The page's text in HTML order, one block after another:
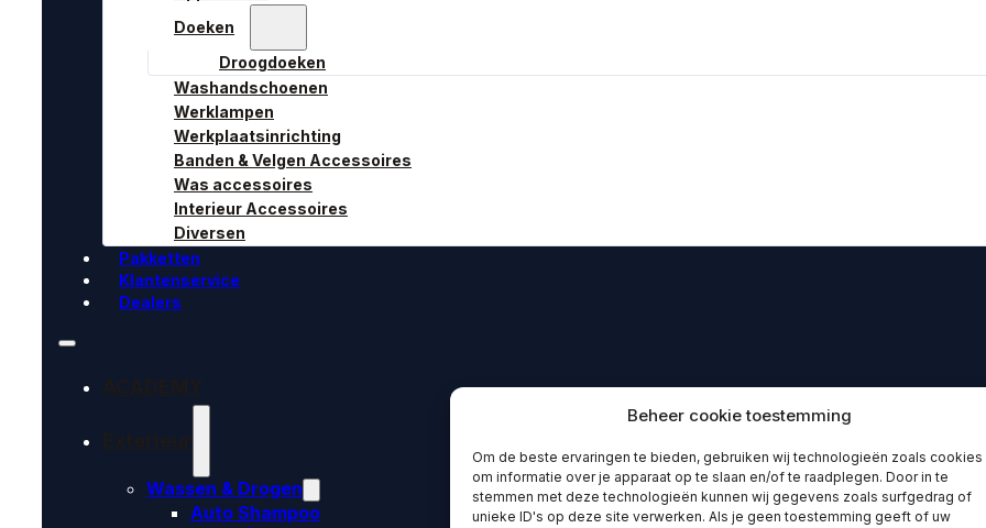
Beheer cookie toestemming
Om de beste ervaringen te bieden, gebruiken wij technologieën zoals cookies
om informatie over je apparaat op te slaan en/of te raadplegen. Door in te
stemmen met deze technologieën kunnen wij gegevens zoals surfgedrag of
unieke ID's op deze site verwerken. Als je geen toestemming geeft of uw
Doeken
Droogdoeken
Washandschoenen
Werklampen
Werkplaatsinrichting
Banden & Velgen Accessoires
Was accessoires
Interieur Accessoires
Diversen
Pakketten
Klantenservice
Dealers
Wassen & Drogen
Auto Shampoo